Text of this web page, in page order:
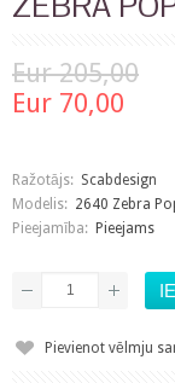
Eur 205,00
Eur 70,00
Ražotājs: Scabdesign
Modelis: 2640 Zebra
Pieejamība: Pieejams
Pievienot vēlmju